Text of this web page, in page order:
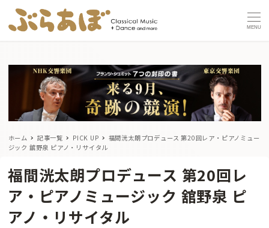
MENU
ホーム 記事一覧 PICK UP
福間洸太朗プロデュース 第20回レア・ピアノミュー
ジック 舘野泉 ピアノ・リサイタル
福間洸太朗プロデュース 第20回レ
ア・ピアノミュージック 舘野泉 ピ
アノ・リサイタル